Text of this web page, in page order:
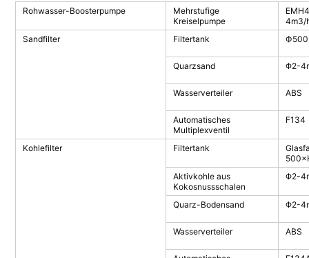
Rohwasser-Boosterpumpe
Mehrstufige
Kreiselpumpe
4m3/
Sandfilter
Filtertank
Quarzsand Φ2-
Wasserverteiler ABS
Automatisches
Multiplexventil
F134
Kohlefilter Filtertank
Aktivkohle aus
Kokosnussschalen
Φ2-
Quarz-Bodensand Φ2-
Wasserverteiler ABS